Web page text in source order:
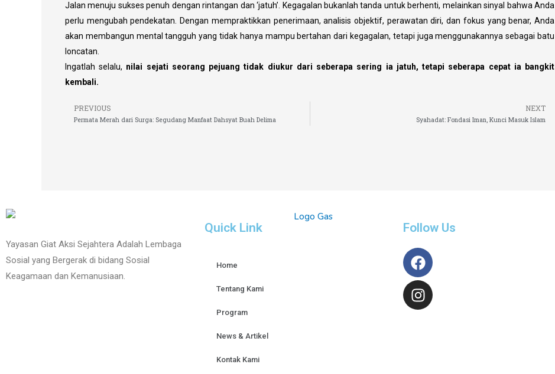
​Jalan menuju sukses penuh dengan rintangan dan ‘jatuh’. Kegagalan bukanlah tanda untuk berhenti, melainkan sinyal bahwa Anda
perlu mengubah pendekatan. Dengan mempraktikkan penerimaan, analisis objektif, perawatan diri, dan fokus yang benar, Anda
akan membangun mental tangguh yang tidak hanya mampu bertahan dari kegagalan, tetapi juga menggunakannya sebagai batu
loncatan.
​Ingatlah selalu, nilai sejati seorang pejuang tidak diukur dari seberapa sering ia jatuh, tetapi seberapa cepat ia bangkit
kembali.
PREVIOUS
Permata Merah dari Surga: Segudang Manfaat Dahsyat Buah Delima
NEXT
Syahadat: Fondasi Iman, Kunci Masuk Islam
Yayasan Giat Aksi Sejahtera Adalah Lembaga
Sosial yang Bergerak di bidang Sosial
Keagamaan dan Kemanusiaan.
Quick Link
Home
Tentang Kami
Program
News & Artikel
Kontak Kami
Follow Us